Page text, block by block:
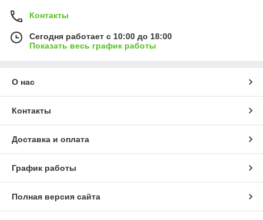
Контакты
Сегодня работает с 10:00 до 18:00
Показать весь график работы
О нас
Контакты
Доставка и оплата
График работы
Полная версия сайта